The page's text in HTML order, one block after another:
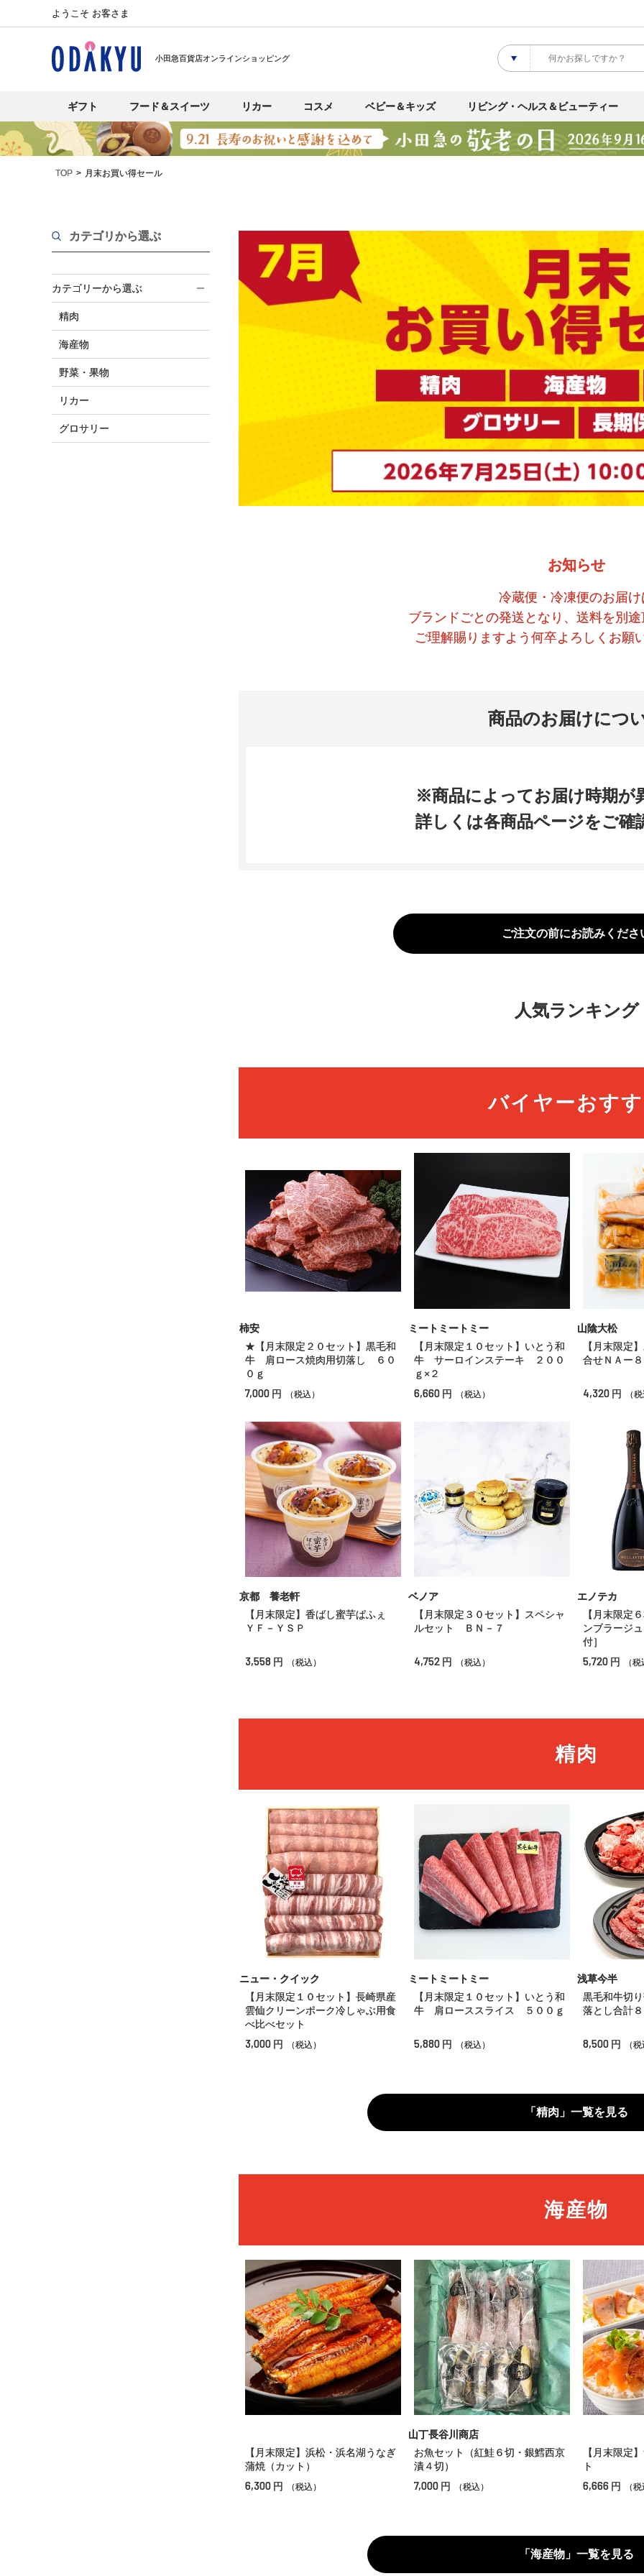
ようこそ お客さま
小田急百貨店オンラインショッピング
ギフト フード＆スイーツ リカー コスメ ベビー＆キッズ リビング・ヘルス＆ビューティー
TOP 月末お買い得セール
カテゴリから選ぶ
カテゴリーから選ぶ
精肉
海産物
野菜・果物
リカー
グロサリー
お知らせ
冷蔵便・冷凍便のお届け
ブランドごとの発送となり、送料を別
ご理解賜りますよう何卒よろしくお願
商品のお届けにつ
※商品によってお届け時期が
詳しくは各商品ページをご確
ご注文の前にお読みくださ
人気ランキング
バイヤーおす
柿安
★【月末限定２０セット】黒毛和
牛 肩ロース焼肉用切落し ６０
０ｇ
7,000 円 （税込）
ミートミートミー
【月末限定１０セット】いとう和
牛 サーロインステーキ ２００
ｇ×２
6,660 円 （税込）
山陰大松
【月末限定
合せＮＡー
4,320 円 （
京都 養老軒
【月末限定】香ばし蜜芋ぱふぇ
ＹＦ－ＹＳＰ
3,558 円 （税込）
ベノア
【月末限定３０セット】スペシャ
ルセット ＢＮ－７
4,752 円 （税込）
エノテカ
【月末限定
ンブラージ
付］
5,720 円 （
精肉
ニュー・クイック
【月末限定１０セット】長崎県産
雲仙クリーンポーク冷しゃぶ用食
べ比べセット
3,000 円 （税込）
ミートミートミー
【月末限定１０セット】いとう和
牛 肩ローススライス ５００ｇ
5,880 円 （税込）
浅草今半
黒毛和牛切
落とし合計
8,500 円 （
「精肉」一覧を見る
海産物
【月末限定】浜松・浜名湖うなぎ
蒲焼（カット）
6,300 円 （税込）
山丁長谷川商店
お魚セット（紅鮭６切・銀鱈西京
漬４切）
7,000 円 （税込）
【月末限定
ト
6,666 円 （
「海産物」一覧を見る